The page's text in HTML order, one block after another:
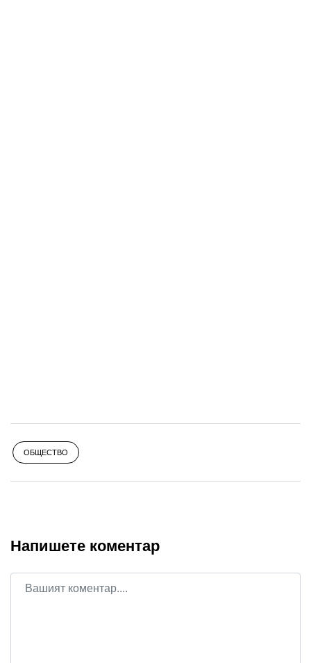
ОБЩЕСТВО
Напишете коментар